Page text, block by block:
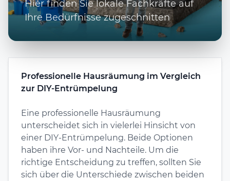
Hier finden Sie lokale Fachkräfte auf
Ihre Bedürfnisse zugeschnitten
Professionelle Hausräumung im Vergleich
zur DIY-Entrümpelung
Eine professionelle Hausräumung
unterscheidet sich in vielerlei Hinsicht von
einer DIY-Entrümpelung. Beide Optionen
haben ihre Vor- und Nachteile. Um die
richtige Entscheidung zu treffen, sollten Sie
sich über die Unterschiede zwischen beiden